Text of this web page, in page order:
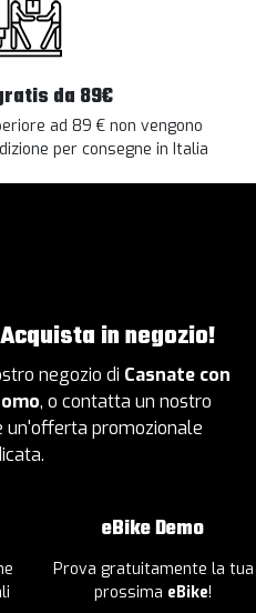
da 89€
ad 89 € non vengono
per consegne in Italia
in negozio!
negozio di Casnate con
, o contatta un nostro
un'offerta promozionale
eBike Demo
Prova gratuitamente la tua
prossima eBike!